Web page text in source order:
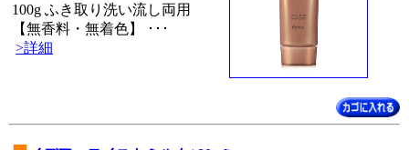
100g ふき取り洗い流し両用
【無香料・無着色】 ･･･
>詳細